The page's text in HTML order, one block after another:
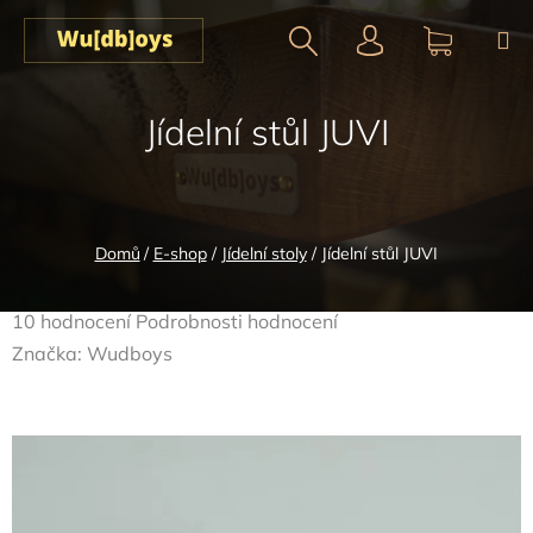
Přejít
obsah
Domů / E-shop / Jídelní stoly / Jídelní stůl JUVI
Jídelní stůl JUVI
Průměrné
hodnocení
10 hodnocení Podrobnosti hodnocení
Značka: Wudboys